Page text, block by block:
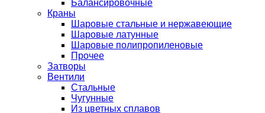
Балансировочные
Краны
Шаровые стальные и нержавеющие
Шаровые латунные
Шаровые полипропиленовые
Прочее
Затворы
Вентили
Стальные
Чугунные
Из цветных сплавов